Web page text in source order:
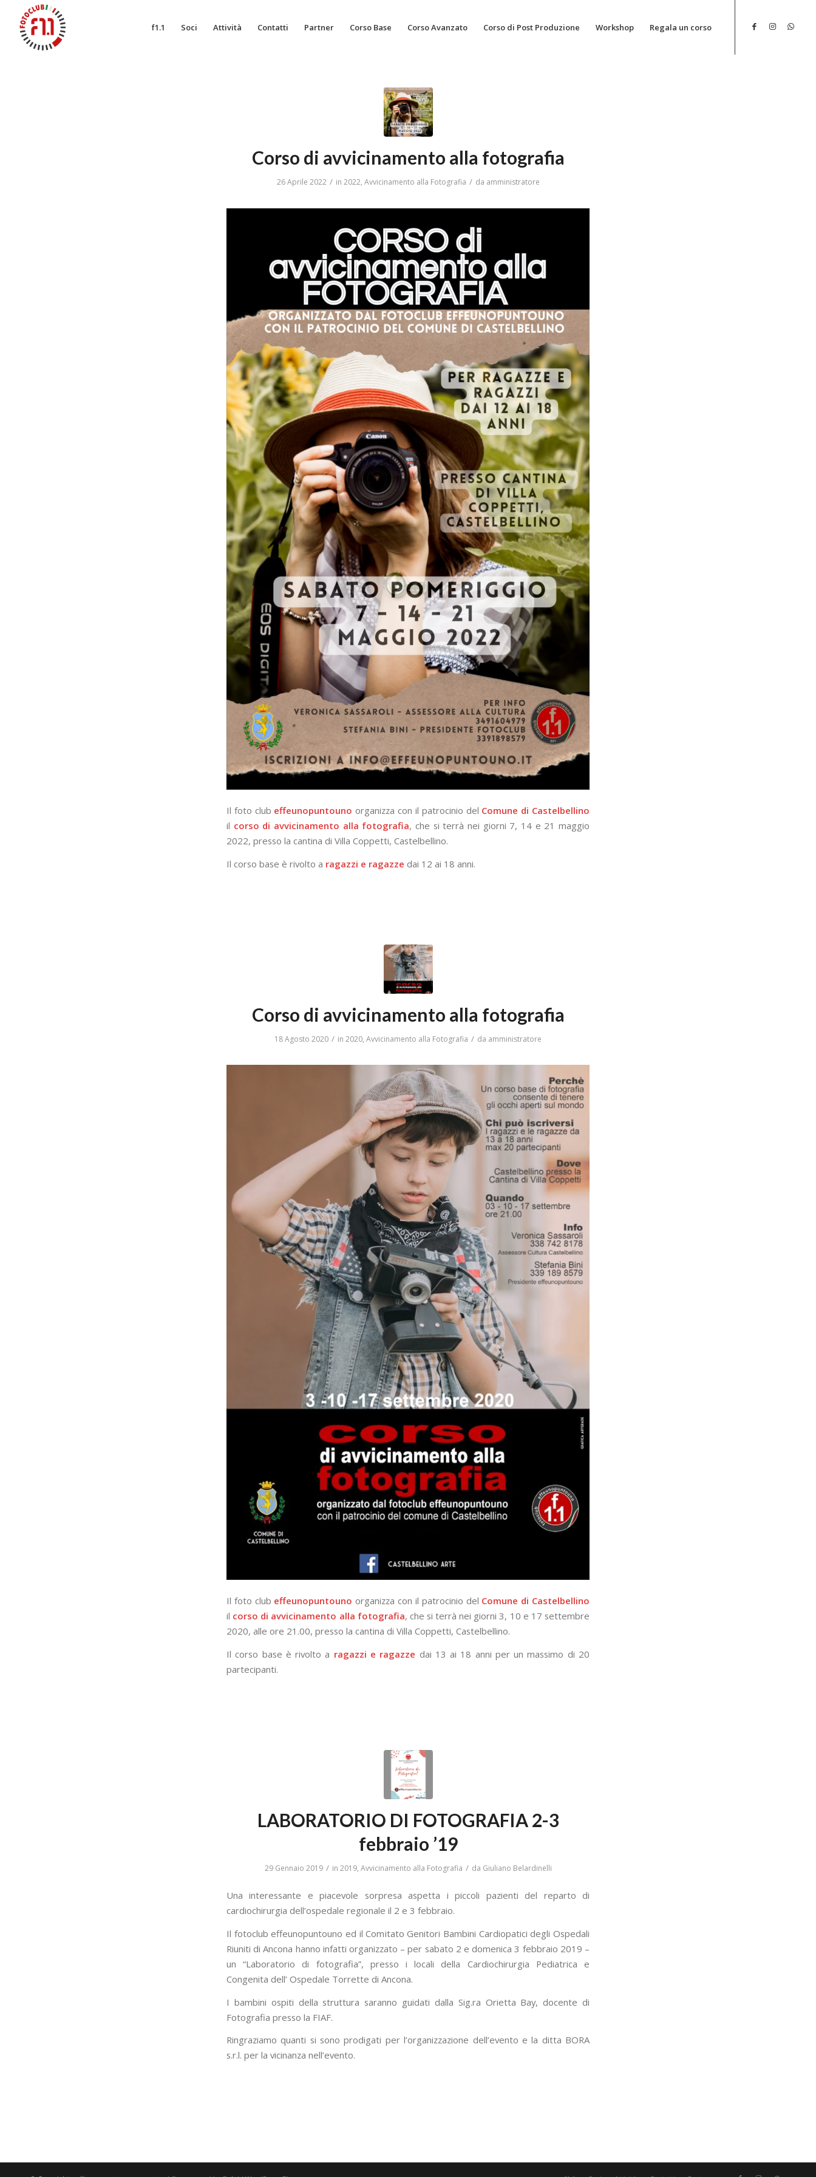
f1.1 Soci Attività Contatti Partner Corso Base Corso Avanzato Corso di Post Produzione Workshop Regala un corso
Corso di avvicinamento alla fotografia
26 Aprile 2022 / in 2022, Avvicinamento alla Fotografia / da amministratore
Il foto club effeunopuntouno organizza con il patrocinio del Comune di Castelbellino
il corso di avvicinamento alla fotografia, che si terrà nei giorni 7, 14 e 21 maggio
2022, presso la cantina di Villa Coppetti, Castelbellino.
Il corso base è rivolto a ragazzi e ragazze dai 12 ai 18 anni.
Corso di avvicinamento alla fotografia
18 Agosto 2020 / in 2020, Avvicinamento alla Fotografia / da amministratore
Il foto club effeunopuntouno organizza con il patrocinio del Comune di Castelbellino
il corso di avvicinamento alla fotografia, che si terrà nei giorni 3, 10 e 17 settembre
2020, alle ore 21.00, presso la cantina di Villa Coppetti, Castelbellino.
Il corso base è rivolto a ragazzi e ragazze dai 13 ai 18 anni per un massimo di 20
partecipanti.
LABORATORIO DI FOTOGRAFIA 2-3
febbraio ’19
29 Gennaio 2019 / in 2019, Avvicinamento alla Fotografia / da Giuliano Belardinelli
Una interessante e piacevole sorpresa aspetta i piccoli pazienti del reparto di
cardiochirurgia dell’ospedale regionale il 2 e 3 febbraio.
Il fotoclub effeunopuntouno ed il Comitato Genitori Bambini Cardiopatici degli Ospedali
Riuniti di Ancona hanno infatti organizzato – per sabato 2 e domenica 3 febbraio 2019 –
un “Laboratorio di fotografia”, presso i locali della Cardiochirurgia Pediatrica e
Congenita dell’ Ospedale Torrette di Ancona.
I bambini ospiti della struttura saranno guidati dalla Sig.ra Orietta Bay, docente di
Fotografia presso la FIAF.
Ringraziamo quanti si sono prodigati per l’organizzazione dell’evento e la ditta BORA
s.r.l. per la vicinanza nell’evento.